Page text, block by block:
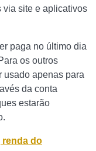
via site e aplicativos
paga no último dia
os outros
usado apenas para
da conta
estarão
renda do